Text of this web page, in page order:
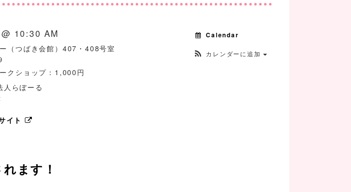
Calendar
カレンダーに追加
10:30 AM
（つばき会館）407・408号室
ショップ：1,000円
人らぼーる
イト
ます！